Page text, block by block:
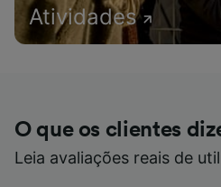
Atividades
O que os clientes
Leia avaliações reais de